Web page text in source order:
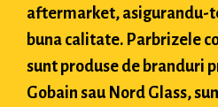
aftermarket, asigurandu-
buna calitate. Parbrizele
sunt produse de branduri
Gobain sau Nord Glass,